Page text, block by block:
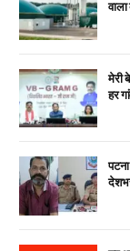
वाला
मेरी
हर